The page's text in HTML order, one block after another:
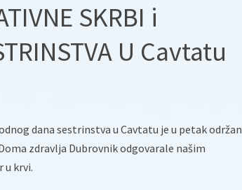
SKRBI i
U Cavtatu
dana sestrinstva u Cavtatu je u petak održan
zdravlja Dubrovnik odgovarale našim
u krvi.